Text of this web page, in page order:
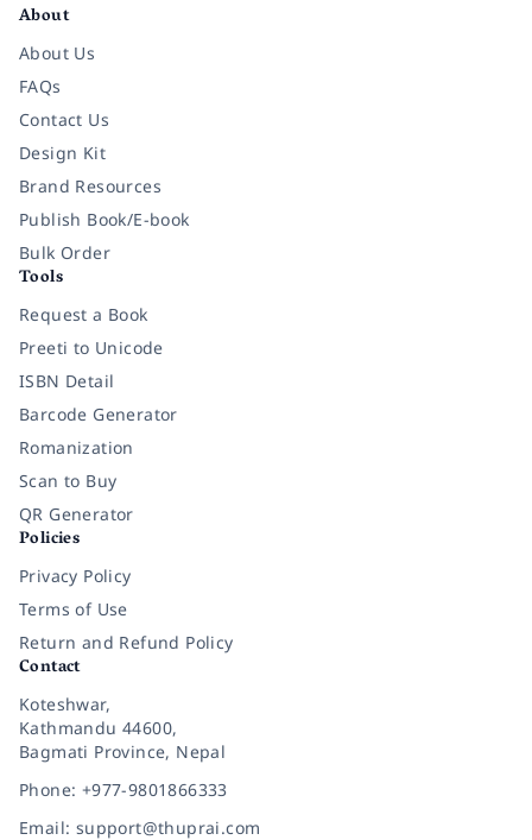
About
About Us
FAQs
Contact Us
Design Kit
Brand Resources
Publish Book/E-book
Bulk Order
Tools
Request a Book
Preeti to Unicode
ISBN Detail
Barcode Generator
Romanization
Scan to Buy
QR Generator
Policies
Privacy Policy
Terms of Use
Return and Refund Policy
Contact
Koteshwar,
Kathmandu 44600,
Bagmati Province, Nepal
Phone: +977-9801866333
Email: support@thuprai.com